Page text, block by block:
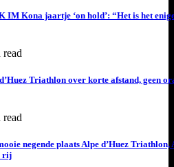
IM Kona jaartje ‘on hold’: “Het is het
read
Triathlon over korte afstand, geen
read
negende plaats Alpe d’Huez Triathlon,
rij